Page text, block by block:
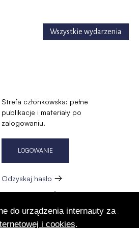
do urządzenia internauty za
i cookies.
Wszystkie wydarzenia
Strefa członkowska: pełne
publikacje i materiały po
zalogowaniu.
LOGOWANIE
Odzyskaj hasło
Zarejestruj się